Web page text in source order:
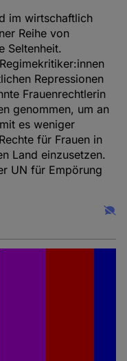
im wirtschaftlich
Reihe von
Seltenheit.
Repressionen
Frauenrechtlerin
genommen, um an
es weniger
für Frauen in
Land einzusetzen.
UN für Empörung